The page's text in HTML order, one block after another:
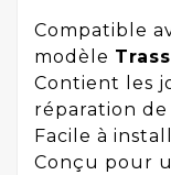
Compatible
modèle
Contient les
réparation
Facile à
Conçu pour